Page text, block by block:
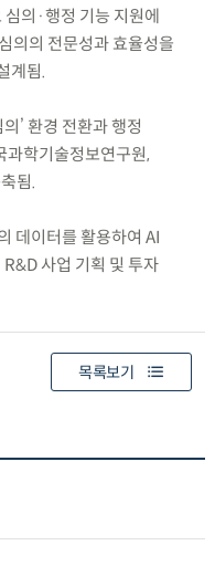
심의·행정 기능 지원에
의의 전문성과 효율성을
계됨.
’ 환경 전환과 행정
과학기술정보연구원,
됨.
데이터를 활용하여 AI
사업 기획 및 투자
목록보기